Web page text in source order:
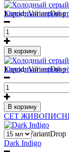
1
Liquid::VariantDrop
Холодный серый
В корзину
1
Liquid::VariantDrop
Холодный серый
В корзину
СЕТ
1Liquid::VariantDrop
Dark Indigo